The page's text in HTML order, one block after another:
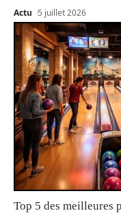
Actu 5 juillet 2026
Top 5 des meilleures